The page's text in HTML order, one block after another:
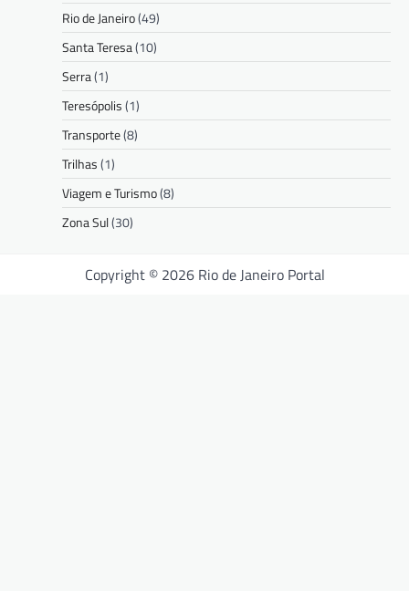
Rio de Janeiro(49)
Santa Teresa(10)
Serra(1)
Teresópolis(1)
Transporte(8)
Trilhas(1)
Viagem e Turismo(8)
Zona Sul(30)
Copyright © 2026 Rio de Janeiro Portal